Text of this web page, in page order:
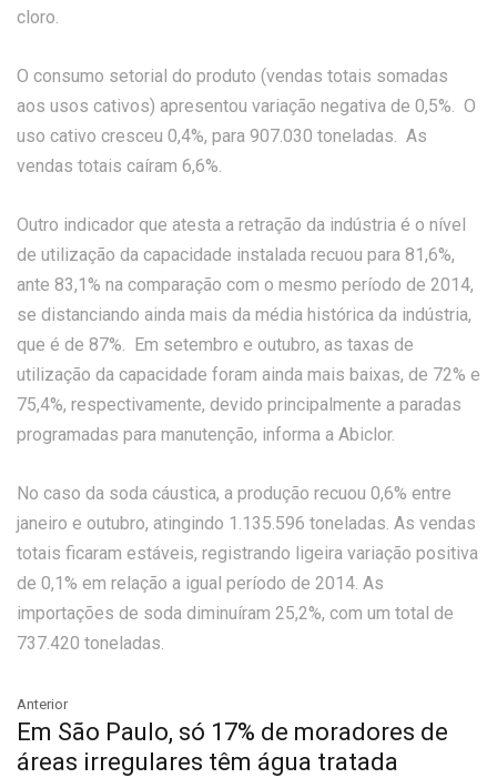
cloro.
O consumo setorial do produto (vendas totais somadas
aos usos cativos) apresentou variação negativa de 0,5%. O
uso cativo cresceu 0,4%, para 907.030 toneladas. As
vendas totais caíram 6,6%.
Outro indicador que atesta a retração da indústria é o nível
de utilização da capacidade instalada recuou para 81,6%,
ante 83,1% na comparação com o mesmo período de 2014,
se distanciando ainda mais da média histórica da indústria,
que é de 87%. Em setembro e outubro, as taxas de
utilização da capacidade foram ainda mais baixas, de 72% e
75,4%, respectivamente, devido principalmente a paradas
programadas para manutenção, informa a Abiclor.
No caso da soda cáustica, a produção recuou 0,6% entre
janeiro e outubro, atingindo 1.135.596 toneladas. As vendas
totais ficaram estáveis, registrando ligeira variação positiva
de 0,1% em relação a igual período de 2014. As
importações de soda diminuíram 25,2%, com um total de
737.420 toneladas.
Anterior
Em São Paulo, só 17% de moradores de
áreas irregulares têm água tratada